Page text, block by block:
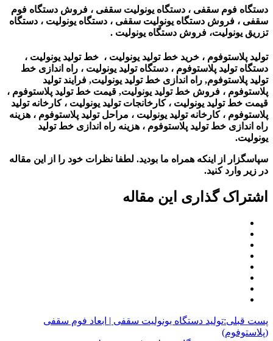
دستگاه فوم سقفی ، دستگاه یونولیت سقفی ، فروش دستگاه فوم
سقفی ، فروش دستگاه یونولیت سقفی ، دستگاه یونولیت ، دستگاه
تزریق یونولیت، فروش دستگاه یونولیت .
تولید پلاستوفوم ، خرید خط تولید یونولیت ، خط تولید یونولیت ،
دستگاه تولید پلاستوفوم ، دستگاه تولید یونولیت ، راه اندازی خط
تولید پلاستوفوم, راه اندازی خط تولید یونولیت, فرایند تولید
پلاستوفوم ، فروش خط تولید یونولیت, قیمت خط تولید پلاستوفوم ،
قیمت خط تولید یونولیت ، کارخانجات تولید یونولیت ، کارخانه تولید
پلاستوفوم ، کارخانه تولید یونولیت ، مراحل تولید پلاستوفوم ، هزینه
راه اندازی خط تولید پلاستوفوم ، هزینه راه اندازی خط تولید
یونولیت.
سپاسگزار از اینکه همراه ما بودید. لطفا نظرات خود را از این مقاله
در زیر وارد کنید.
اشتراک گذاری این مقاله
پست قبلی:تولید دستگاه یونولیت سقفی | ابعاد فوم سقفی
(پلاستوفوم)